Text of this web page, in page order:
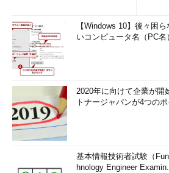
ることでもある。重要なのは、その失敗
ャレンジに向けた糧とすることだ。岡島
には、次に挙げることを実行するといい
自分のメンタルモデルを書き出し
周りも見回してみる
オープンなマインドでフィードバ
インプットを増やす
メンタルモデルのアップデートを
【Windows 10】後々困
いコンピュータ名（PC
2020年に向けて企業が開
トナージャパンが4つの
基本情報技術者試験（
hnology Engineer